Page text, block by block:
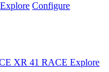
Explore Configure
XR 41 RACE Explore